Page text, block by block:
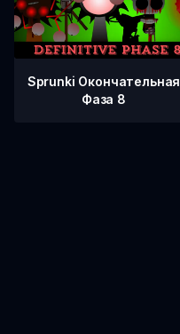
Sprunki Окончательная
Фаза 8